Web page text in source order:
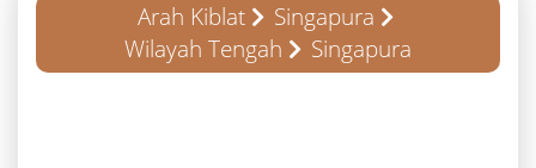
Arah Kiblat
Singapura
Wilayah Tengah
Singapura